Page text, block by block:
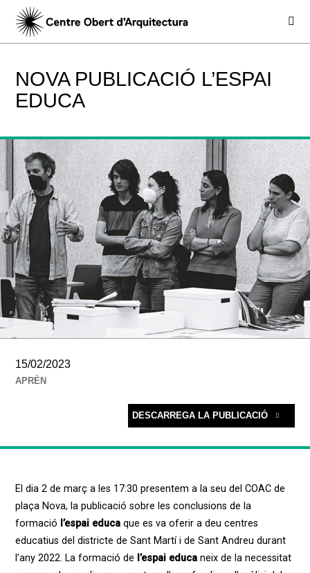
NOVA PUBLICACIÓ L’ESPAI
EDUCA
15/02/2023
APRÈN
DESCARREGA LA PUBLICACIÓ
El dia 2 de març a les 17:30 presentem a la seu del COAC de
plaça Nova, la publicació sobre les conclusions de la
formació l’espai educaque es va oferir a deu centres
educatius del districte de Sant Martí i de Sant Andreu durant
l’any 2022. La formació de l’espai educaneix de la necessitat